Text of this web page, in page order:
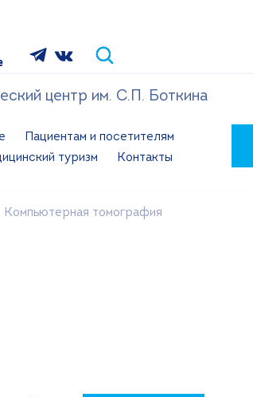
центр им. С.П. Боткина
Пациентам и посетителям
туризм Контакты
Компьютерная томография